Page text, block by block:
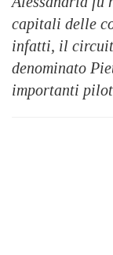
capitali delle
infatti, il
denominato
importanti